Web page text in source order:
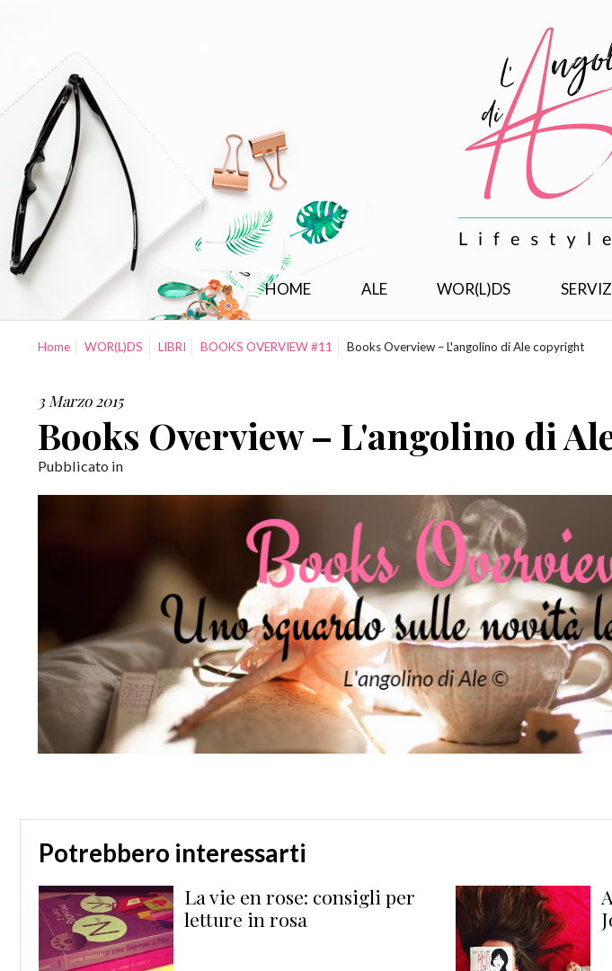
HOME ALE WOR(L)DS
Home WOR(L)DS LIBRI BOOKS OVERVIEW #11 Books Overview – L'angolino di Ale copyright
3 Marzo 2015
Books Overview – L'angolino di
Pubblicato in
Potrebbero interessarti
La vie en rose: consigli per
letture in rosa